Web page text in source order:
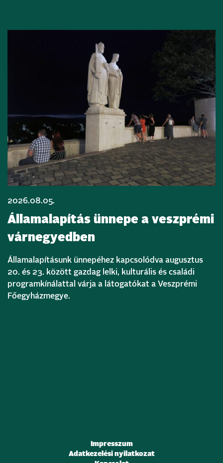
2026.08.05.
Államalapítás ünnepe a veszprémi
várnegyedben
Államalapításunk ünnepéhez kapcsolódva augusztus
20. és 23. között gazdag lelki, kulturális és családi
programkínálattal várja a látogatókat a Veszprémi
Főegyházmegye.
Impresszum
Adatkezelési nyilatkozat